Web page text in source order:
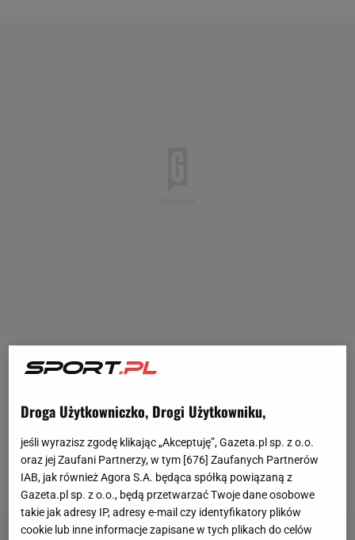
O tym, co naprawdę jest celem
Napastnik Barcelony zrezygnował z kadry nie
dlatego, że już nie chce mu się grać z tzw. orzełkiem
na piersi.Jego celem było tylko i wyłącznie
zwolnienie Michała Probierza.
Droga Użytkowniczko, Drogi Użytkowniku,
jeśli wyrazisz zgodę klikając „Akceptuję”, Gazeta.pl sp. z o.o.
oraz jej Zaufani Partnerzy, w tym [676] Zaufanych Partnerów
IAB, jak również Agora S.A. będąca spółką powiązaną z
Gazeta.pl sp. z o.o., będą przetwarzać Twoje dane osobowe
takie jak adresy IP, adresy e-mail czy identyfikatory plików
cookie lub inne informacje zapisane w tych plikach do celów